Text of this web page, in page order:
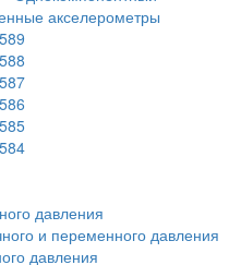
акселерометры
давления
и переменного давления
давления